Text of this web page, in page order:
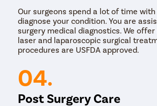
Our surgeons spend a lot of time
diagnose your condition. You are
surgery medical diagnostics. We offer
laser and laparoscopic surgical
procedures are USFDA approved.
04.
Post Surgery Care